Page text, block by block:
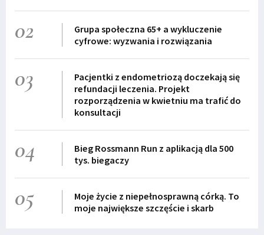
02
Grupa społeczna 65+ a wykluczenie
cyfrowe: wyzwania i rozwiązania
03
Pacjentki z endometriozą doczekają się
refundacji leczenia. Projekt
rozporządzenia w kwietniu ma trafić do
konsultacji
04
Bieg Rossmann Run z aplikacją dla 500
tys. biegaczy
05
Moje życie z niepełnosprawną córką. To
moje największe szczęście i skarb